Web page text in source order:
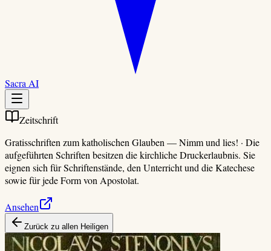
Sacra AI
Zeitschrift
Gratisschriften zum katholischen Glauben —Nimm und lies! · Die
aufgeführten Schriften besitzen die kirchliche Druckerlaubnis. Sie
eignen sich für Schriftenstände, den Unterricht und die Katechese
sowie für jede Form von Apostolat.
Ansehen
Zurück zu allen Heiligen